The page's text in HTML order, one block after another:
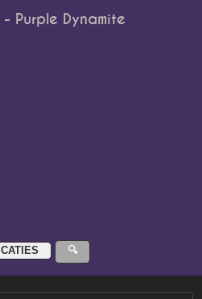
Purple Dynamite